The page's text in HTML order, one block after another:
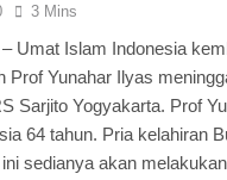
3 Mins
Umat Islam Indonesia
Yunahar Ilyas
Sarjito Yogyakarta. Prof
64 tahun. Pria kelahiran
sedianya akan